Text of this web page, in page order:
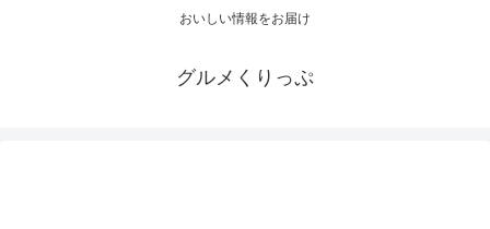
おいしい情報をお届け
グルメくりっぷ